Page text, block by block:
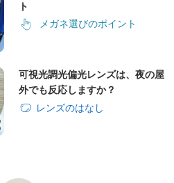
ト
メガネ選びのポイント
可視光調光偏光レンズは、夜の屋
外でも反応しますか？
レンズのはなし